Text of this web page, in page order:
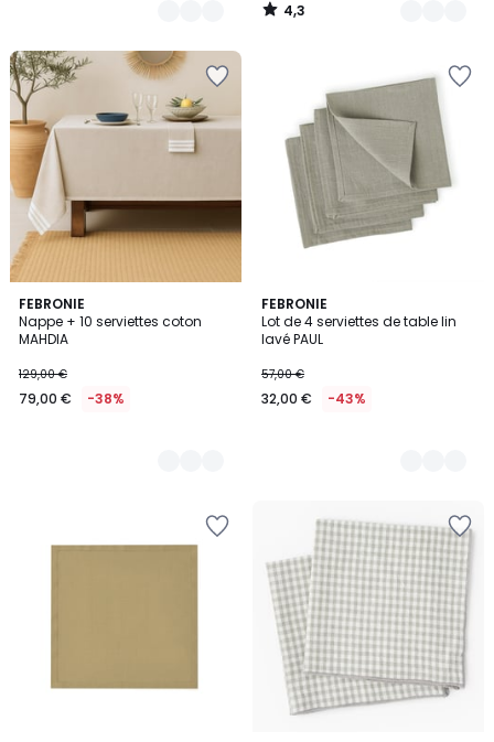
4,3
/
FEBRONIE
Nappe + 10 serviettes coton
MAHDIA
129,00 €
79,00 € -38%
8
Couleurs
FEBRONIE
Lot de 4 serviettes de table lin
lavé PAUL
57,00 €
32,00 € -43%
3
Couleurs